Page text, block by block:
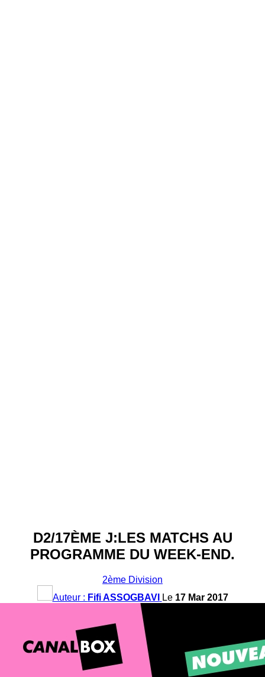
D2/17ÈME J:LES MATCHS AU
PROGRAMME DU WEEK-END.
2ème Division
Auteur : Fifi ASSOGBAVI Le 17 Mar 2017